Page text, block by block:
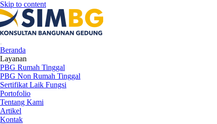
Skip to content
Beranda
Layanan
PBG Rumah Tinggal
PBG Non Rumah Tinggal
Sertifikat Laik Fungsi
Portofolio
Tentang Kami
Artikel
Kontak